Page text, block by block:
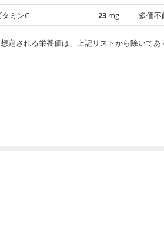
タミンC
23 mg
多価不
定される栄養価は、上記リストから除いてあ